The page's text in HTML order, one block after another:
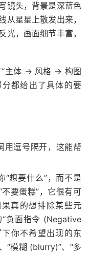
镜头，背景是深蓝色
从星星上散发出来，
光，画面细节丰富，
主体 -> 风格 -> 构图
都给出了具体的要
用逗号隔开，这能帮
“想要什么”，而不是
要蛋糕”，它很有可
真的想排除某些元
负面指令 (Negative
你不希望出现的东
“模糊 (blurry)”、“多